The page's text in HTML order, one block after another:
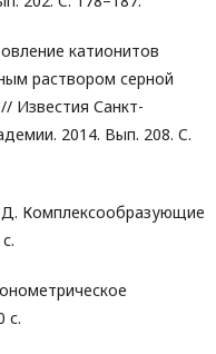
катионитов
раствором серной
Известия Санкт-
2014. Вып. 208. C.
Комплексообразующие
с.